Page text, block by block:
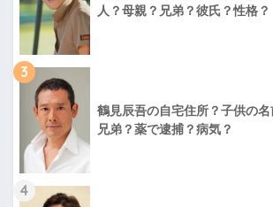
人？母親？兄弟？彼氏？性格？
3
鶴見辰吾の自宅住所？子供の
兄弟？薬で逮捕？病気？
4